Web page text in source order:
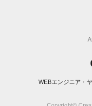
WEBエンジニア・